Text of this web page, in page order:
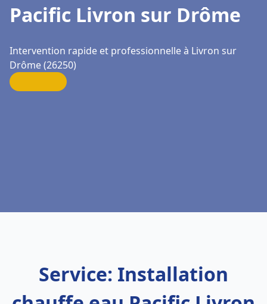
Pacific Livron sur Drôme
Intervention rapide et professionnelle à Livron sur
Drôme (26250)
Service: Installation